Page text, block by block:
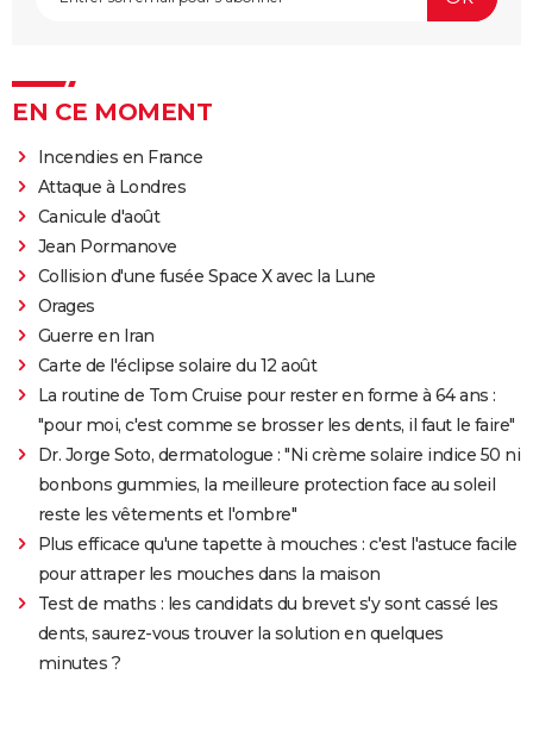
EN CE MOMENT
Incendies en France
Attaque à Londres
Canicule d'août
Jean Pormanove
Collision d'une fusée Space X avec la Lune
Orages
Guerre en Iran
Carte de l'éclipse solaire du 12 août
La routine de Tom Cruise pour rester en forme à 64 ans :
"pour moi, c'est comme se brosser les dents, il faut le faire"
Dr. Jorge Soto, dermatologue : "Ni crème solaire indice 50 ni
bonbons gummies, la meilleure protection face au soleil
reste les vêtements et l'ombre"
Plus efficace qu'une tapette à mouches : c'est l'astuce facile
pour attraper les mouches dans la maison
Test de maths : les candidats du brevet s'y sont cassé les
dents, saurez-vous trouver la solution en quelques
minutes ?